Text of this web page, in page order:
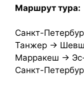
Маршрут тура:
Санкт-
Танжер →
Марракеш →
Санкт-